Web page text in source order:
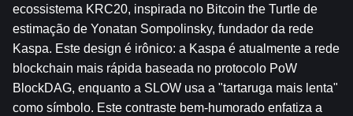
ecossistema KRC20, inspirada no Bitcoin the Turtle de
estimação de Yonatan Sompolinsky, fundador da rede
Kaspa. Este design é irônico: a Kaspa é atualmente a rede
blockchain mais rápida baseada no protocolo PoW
BlockDAG, enquanto a SLOW usa a "tartaruga mais lenta"
como símbolo. Este contraste bem-humorado enfatiza a